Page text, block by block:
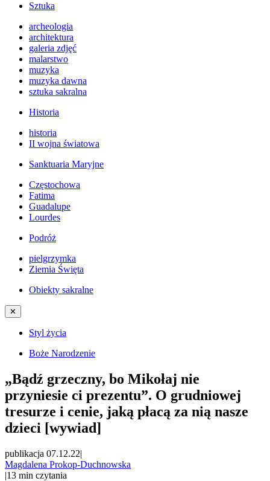
Sztuka
archeologia
architektura
galeria zdjęć
malarstwo
muzyka
muzyka dawna
sztuka sakralna
Historia
historia
II wojna światowa
Sanktuaria Maryjne
Częstochowa
Fatima
Guadalupe
Lourdes
Podróż
pielgrzymka
Ziemia Święta
Obiekty sakralne
✕
Styl życia
Boże Narodzenie
„Bądź grzeczny, bo Mikołaj nie
przyniesie ci prezentu”. O grudniowej
tresurze i cenie, jaką płacą za nią nasze
dzieci [wywiad]
publikacja 07.12.22|
Magdalena Prokop-Duchnowska
|13 min czytania